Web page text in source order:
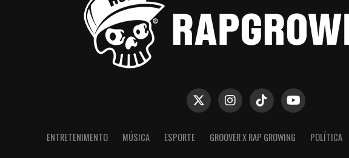
ENTRETENIMENTO MÚSICA ESPORTE GROOVER X RAP GROWING POLÍTICA